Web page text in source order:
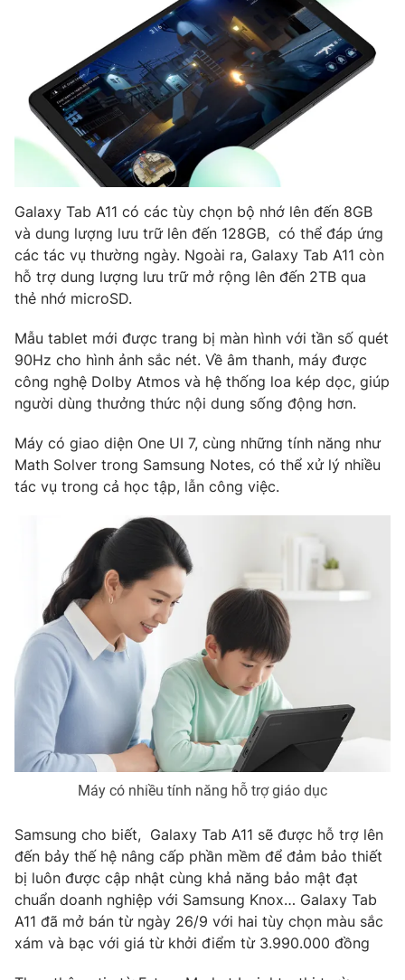
Tư vấn
Lịch phát sóng
Chuyên mục khác
Emagazine Podcast
Video Shorts video
VTV Money
VTV Sức khoẻ Bất động sản
Thị trường 24h Tấm lòng Việt
VTV4 Vươn mình bằng AI
VTV8
Liên hệ tòa soạn
THỜI BÁO VTV
Theo dõi báo trên
Cơ quan chủ quản:
Đài Truyền hình Việt Nam
Cơ quan báo chí: Thời báo VTV
Giấy phép hoạt động báo in và báo điện tử số 483/GP-BTTTT
cấp ngày 29/12/2023
Tổng Biên tập: Vũ Thanh Thủy
Phó Tổng Biên tập:Nguyễn Thị Mỹ Hạnh, Phạm Quốc Thắng,
Nguyễn Trọng Ninh
Galaxy Tab A11 có các tùy chọn bộ nhớ lên đến 8GB
và dung lượng lưu trữ lên đến 128GB, có thể đáp ứng
các tác vụ thường ngày. Ngoài ra, Galaxy Tab A11 còn
hỗ trợ dung lượng lưu trữ mở rộng lên đến 2TB qua
thẻ nhớ microSD.
Mẫu tablet mới được trang bị màn hình với tần số quét
90Hz cho hình ảnh sắc nét. Về âm thanh, máy được
công nghệ Dolby Atmos và hệ thống loa kép dọc, giúp
người dùng thưởng thức nội dung sống động hơn.
Máy có giao diện One UI 7, cùng những tính năng như
Math Solver trong Samsung Notes, có thể xử lý nhiều
tác vụ trong cả học tập, lẫn công việc.
Máy có nhiều tính năng hỗ trợ giáo dục
Samsung cho biết, Galaxy Tab A11 sẽ được hỗ trợ lên
đến bảy thế hệ nâng cấp phần mềm để đảm bảo thiết
bị luôn được cập nhật cùng khả năng bảo mật đạt
chuẩn doanh nghiệp với Samsung Knox… Galaxy Tab
A11 đã mở bán từ ngày 26/9 với hai tùy chọn màu sắc
xám và bạc với giá từ khởi điểm từ 3.990.000 đồng